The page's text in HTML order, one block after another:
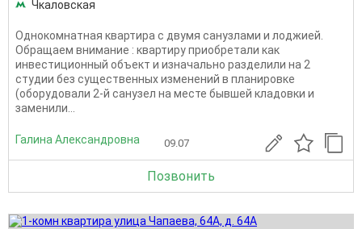
Чкаловская
Однокомнатная квартира с двумя санузлами и лоджией.
Обращаем внимание : квартиру приобретали как
инвестиционный объект и изначально разделили на 2
студии без существенных изменений в планировке
(оборудовали 2-й санузел на месте бывшей кладовки и
заменили...
Галина Александровна 09.07
Позвонить